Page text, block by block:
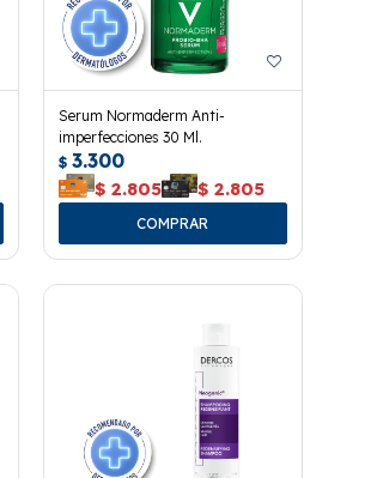
Serum Normaderm Anti-
imperfecciones 30 Ml.
$ 3.300
$ 2.805 $ 2.805